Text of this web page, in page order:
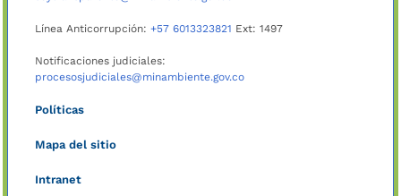
Línea Anticorrupción: +57 6013323821 Ext: 1497
Notificaciones judiciales:
procesosjudiciales@minambiente.gov.co
Políticas
Mapa del sitio
Intranet